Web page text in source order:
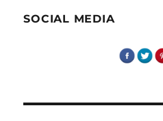
SOCIAL MEDIA